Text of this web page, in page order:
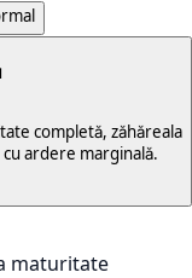
completă, zăhăreala
ardere marginală.
maturitate